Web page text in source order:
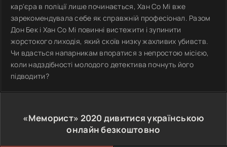
кар'єра в поліції лише починається, Хан Со Мі вже
зарекомендувала себе як справжній професіонал. Разом
Дон Бек і Хан Со Мі повинні вистежити і зупинити
жорстокого лиходія, який скоїв низку жахливих убивств.
Чи вдасться напарникам впоратися з непростою місією,
коли надздібності молодого детектива почнуть його
підводити?
«Меморист» 2020 дивитися українською
онлайн безкоштовно